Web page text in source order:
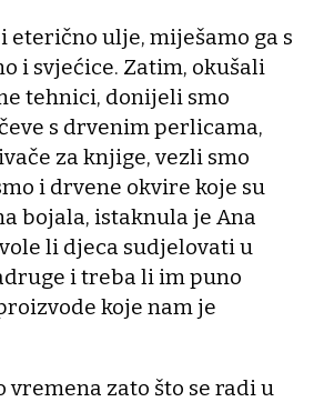
eterično ulje, miješamo ga s
i svjećice. Zatim, okušali
tehnici, donijeli smo
s drvenim perlicama,
za knjige, vezli smo
i drvene okvire koje su
bojala, istaknula je Ana
li djeca sudjelovati u
i treba li im puno
koje nam je
vremena zato što se radi u